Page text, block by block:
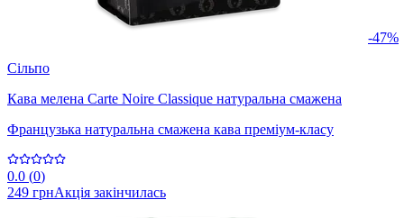
-47%
Сільпо
Кава мелена Carte Noire Classique натуральна смажена
Французька натуральна смажена кава преміум-класу
0.0 (0)
249 грнАкція закінчилась